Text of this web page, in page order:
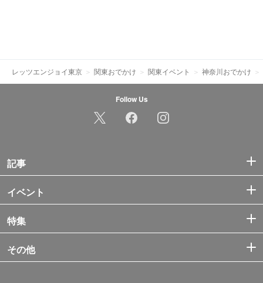
レッツエンジョイ東京 関東おでかけ 関東イベント 神奈川おでかけ
Follow Us
記事
イベント
特集
その他